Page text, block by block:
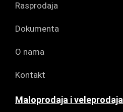
Rasprodaja
Dokumenta
O nama
Kontakt
Maloprodaja i veleprodaja